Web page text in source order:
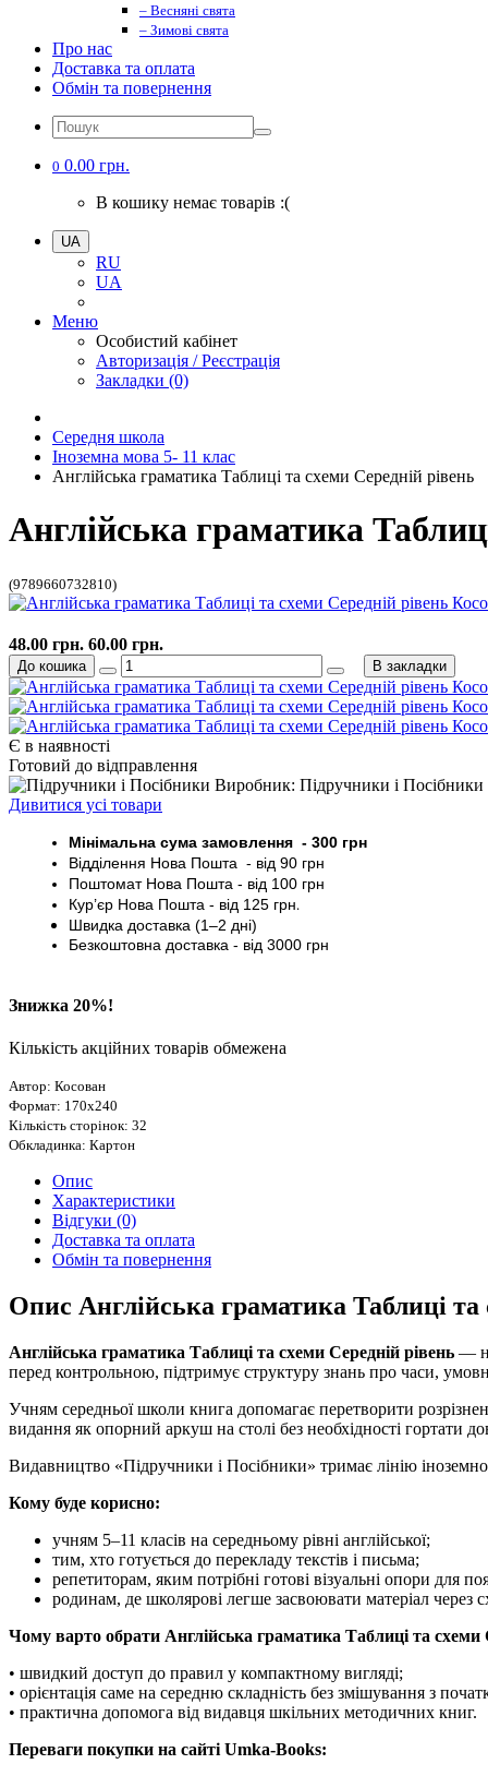
– Весняні свята
– Зимові свята
Про нас
Доставка та оплата
Обмін та повернення
0 0.00 грн.
В кошику немає товарів :(
UA
RU
UA
Меню
Особистий кабінет
Авторизація / Реєстрація
Закладки (0)
Середня школа
Іноземна мова 5- 11 клас
Англійська граматика Таблиці та схеми Середній рівень
Англійська граматика
(9789660732810)
Є в наявності
Готовий до відправлення
Виробник: Підручники і Посібники
Дивитися усі товари
Мінімальна сума замовлення - 300 грн
Відділення Нова Пошта - від 90 грн
ПоштоматНова Пошта - від 100 грн
Кур’єр Нова Пошта - від 125 грн.
Швидка доставка (1–2 дні)
Безкоштовна доставка - від 3000 грн
Знижка 20%!
Кількість акційних товарів обмежена
Автор: Косован
Формат: 170х240
Кількість сторінок: 32
Обкладинка: Картон
48.00 грн. 60.00 грн.
До кошика В закладки
Опис
Характеристики
Відгуки (0)
Доставка та оплата
Обмін та повернення
Опис Англійська граматика Таблиці
Англійська граматика Таблиці та схеми Середній рівень —
перед контрольною, підтримує структуру знань про часи,
Учням середньої школи книга допомагає перетворити
видання як опорний аркуш на столі без необхідності гортати
Видавництво «Підручники і Посібники» тримає лінію
Кому буде корисно:
учням 5–11 класів на середньому рівні англійської;
тим, хто готується до перекладу текстів і письма;
репетиторам, яким потрібні готові візуальні опори для
родинам, де школярові легше засвоювати матеріал через
Чому варто обрати Англійська граматика Таблиці та схеми
• швидкий доступ до правил у компактному вигляді;
• орієнтація саме на середню складність без змішування з
• практична допомога від видавця шкільних методичних книг.
Переваги покупки на сайті Umka-Books: